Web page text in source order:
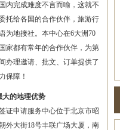
内完成难度不言而喻，这就不
托给各国的合作伙伴，旅游行
为地接社。本中心在6大洲70
家都有常年的合作伙伴，为第
办理邀请、批文、订单提供了
保障！
大的地理优势
申请服务中心位于北京市昭
外大街18号丰联广场大厦，南